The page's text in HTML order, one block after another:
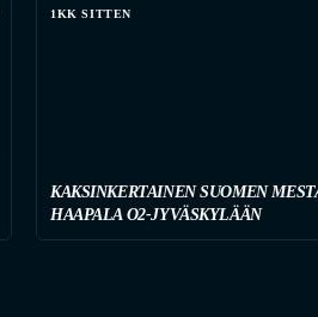
1KK SITTEN
KAKSINKERTAINEN SUOMEN
HAAPALA O2-JYVÄSKYLÄÄN